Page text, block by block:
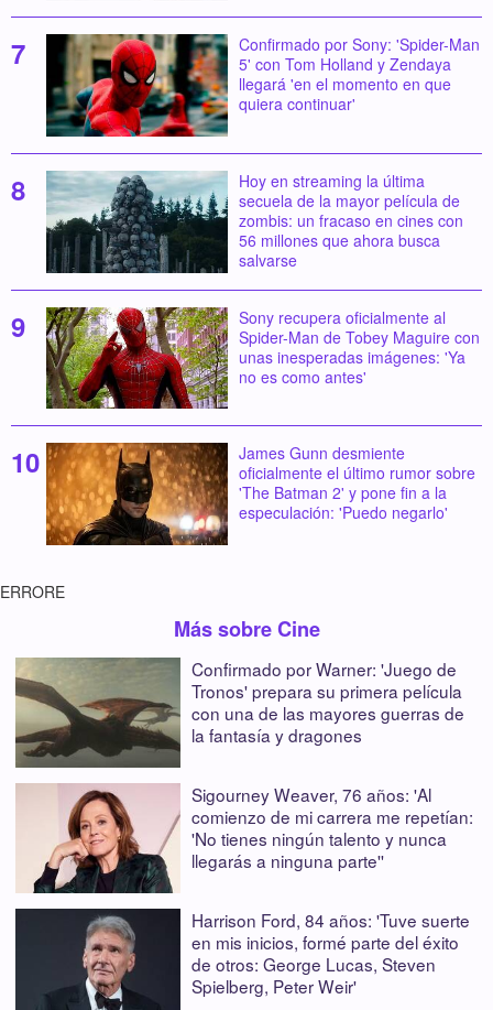
Confirmado por Sony: 'Spider-Man
5' con Tom Holland y Zendaya
llegará 'en el momento en que
quiera continuar'
Hoy en streaming la última
secuela de la mayor película de
zombis: un fracaso en cines con
56 millones que ahora busca
salvarse
Sony recupera oficialmente al
Spider-Man de Tobey Maguire con
unas inesperadas imágenes: 'Ya
no es como antes'
James Gunn desmiente
oficialmente el último rumor sobre
'The Batman 2' y pone fin a la
especulación: 'Puedo negarlo'
ERRORE
Más sobre Cine
Confirmado por Warner: 'Juego de
Tronos' prepara su primera película
con una de las mayores guerras de
la fantasía y dragones
Sigourney Weaver, 76 años: 'Al
comienzo de mi carrera me repetían:
'No tienes ningún talento y nunca
llegarás a ninguna parte''
Harrison Ford, 84 años: 'Tuve suerte
en mis inicios, formé parte del éxito
de otros: George Lucas, Steven
Spielberg, Peter Weir'